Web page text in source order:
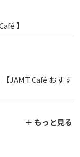
】
JAMT Café おすす
＋ もっと見る